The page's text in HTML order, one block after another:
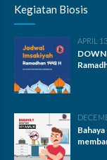
Kegiatan Biosis
APRIL